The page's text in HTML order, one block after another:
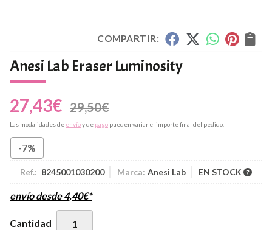
COMPARTIR:
Anesi Lab Eraser Luminosity
27,43€ 29,50€
Las modalidades de envíoy de pago pueden variar el importe final del pedido.
-7%
Ref.: 8245001030200 Marca: Anesi Lab EN STOCK
envío desde4,40€*
Cantidad